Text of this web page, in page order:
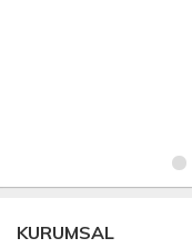
KURUMSAL